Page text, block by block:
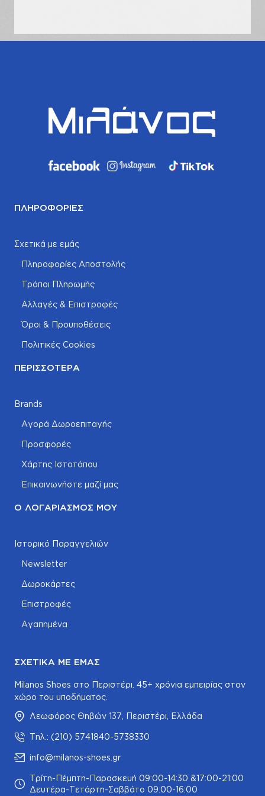
ΠΛΗΡΟΦΟΡΊΕΣ
Σχετικά με εμάς
Πληροφορίες Αποστολής
Τρόποι Πληρωμής
Αλλαγές & Επιστροφές
Όροι & Προυποθέσεις
Πολιτικές Cookies
ΠΕΡΙΣΣΌΤΕΡΑ
Brands
Αγορά Δωροεπιταγής
Προσφορές
Χάρτης Ιστοτόπου
Επικοινωνήστε μαζί μας
Ο ΛΟΓΑΡΙΑΣΜΌΣ ΜΟΥ
Ιστορικό Παραγγελιών
Newsletter
Δωροκάρτες
Επιστροφές
Αγαπημένα
ΣΧΕΤΙΚΆ ΜΕ ΕΜΆΣ
Milanos Shoes στο Περιστέρι. 45+ χρόνια εμπειρίας στον
χώρο του υποδήματος.
Λεωφόρος Θηβών 137, Περιστέρι, Ελλάδα
Τηλ.: (210) 5741840-5738330
info@milanos-shoes.gr
Τρίτη-Πέμπτη-Παρασκευή 09:00-14:30 &17:00-21:00
Δευτέρα-Τετάρτη-Σαββάτο 09:00-16:00